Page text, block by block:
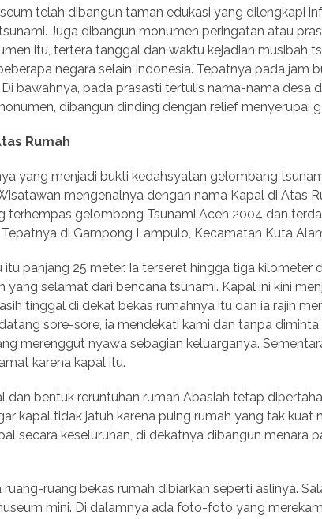
telah dibangun taman edukasi yang dilengkapi
Juga dibangun monumen peringatan atau
itu, tertera tanggal dan waktu kejadian musibah
negara selain Indonesia. Tepatnya pada jam
Di bawahnya, pada prasasti tertulis nama-nama desa
dibangun dinding dengan relief menyerupai
Rumah
yang menjadi bukti kedahsyatan gelombang
mengenalnya dengan nama Kapal di Atas
terhempas gelombong Tsunami Aceh 2004 dan
di Gampong Lampulo, Kecamatan Kuta
itu panjang 25 meter. Ia terseret hingga tiga kilometer
yang selamat dari bencana tsunami. Kapal ini kini
tinggal di dekat bekas rumahnya itu dan ia rajin
sore-sore, ia mendekati kami dan tanpa
merenggut nyawa sebagian keluarganya.
karena kapal itu.
dan bentuk reruntuhan rumah Abasiah tetap
kapal tidak jatuh karena puing rumah yang tak kuat
secara keseluruhan, di dekatnya dibangun menara
ruang-ruang bekas rumah dibiarkan seperti aslinya.
mini. Di dalamnya ada foto-foto yang